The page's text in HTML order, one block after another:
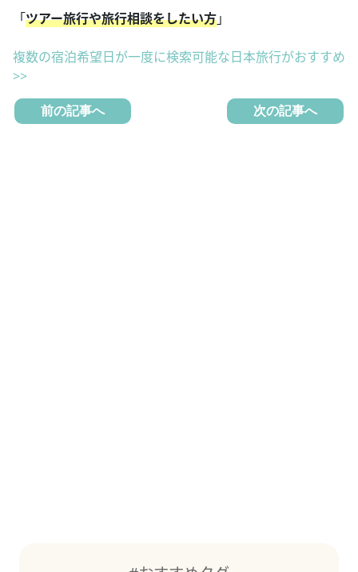
「ツアー旅行や旅行相談をしたい方」
複数の宿泊希望日が一度に検索可能な日本旅行がおすすめ
>>
前の記事へ 次の記事へ